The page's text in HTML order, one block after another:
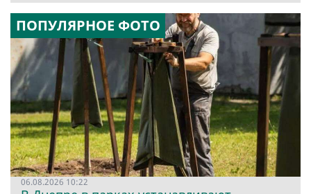
ПОПУЛЯРНОЕ ФОТО
06.08.2026 10:22